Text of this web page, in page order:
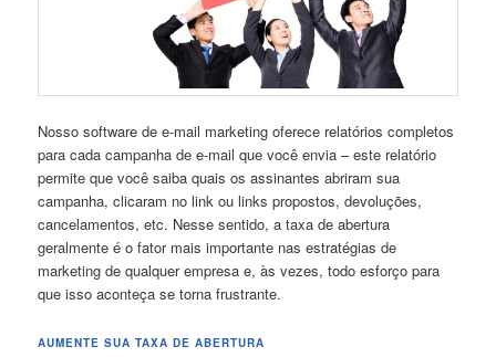
Nosso software de e-mail marketing oferece relatórios completos
para cada campanha de e-mail que você envia – este relatório
permite que você saiba quais os assinantes abriram sua
campanha, clicaram no link ou links propostos, devoluções,
cancelamentos, etc. Nesse sentido, a taxa de abertura
geralmente é o fator mais importante nas estratégias de
marketing de qualquer empresa e, às vezes, todo esforço para
que isso aconteça se torna frustrante.
AUMENTE SUA TAXA DE ABERTURA